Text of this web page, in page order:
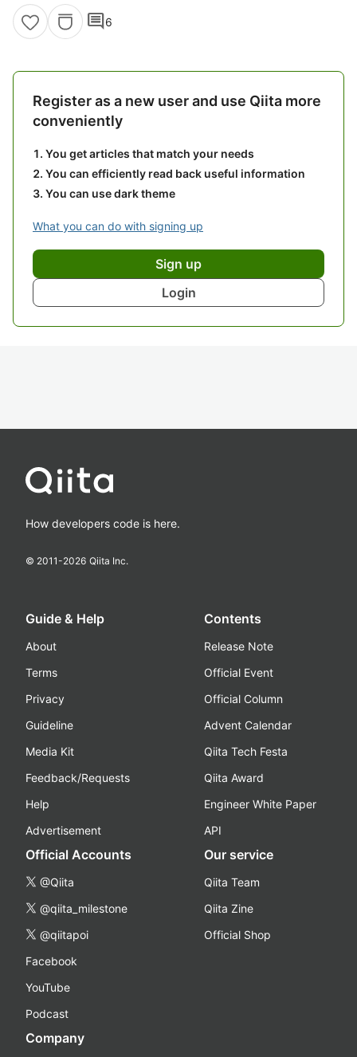
comment6
Register as a new user and use Qiita more
conveniently
You get articles that match your needs
You can efficiently read back useful information
You can use dark theme
What you can do with signing up
Sign up
Login
How developers code is here.
© 2011-2026 Qiita Inc.
Guide & Help
About
Terms
Privacy
Guideline
Media Kit
Feedback/Requests
Help
Advertisement
Contents
Release Note
Official Event
Official Column
Advent Calendar
Qiita Tech Festa
Qiita Award
Engineer White Paper
API
Official Accounts
@Qiita
@qiita_milestone
@qiitapoi
Facebook
YouTube
Podcast
Our service
Qiita Team
Qiita Zine
Official Shop
Company